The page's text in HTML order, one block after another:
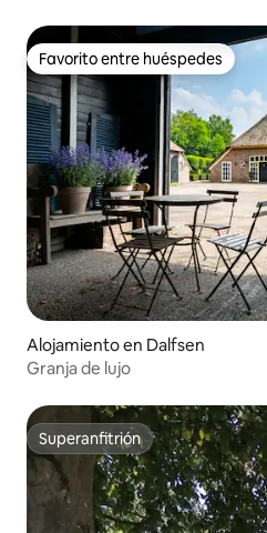
Favorito entre huéspedes
Favorito entre huéspedes
Alojamiento en Dalfsen
Granja de lujo
Superanfitrión
Superanfitrión